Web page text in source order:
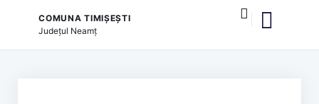
COMUNA TIMIȘEȘTI
Județul Neamț